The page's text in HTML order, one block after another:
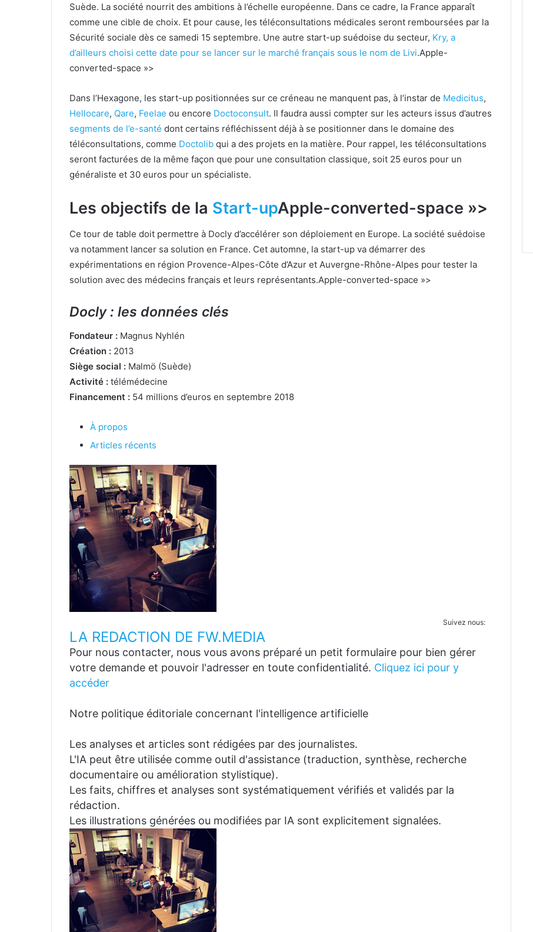
Suède. La société nourrit des ambitions à l’échelle européenne. Dans ce cadre, la France apparaît
comme une cible de choix. Et pour cause, les téléconsultations médicales seront remboursées par la
Sécurité sociale dès ce samedi 15 septembre. Une autre start-up suédoise du secteur, Kry, a
d’ailleurs choisi cette date pour se lancer sur le marché français sous le nom de Livi.Apple-
converted-space »>
Dans l’Hexagone, les start-up positionnées sur ce créneau ne manquent pas, à l’instar de Medicitus,
Hellocare, Qare, Feelae ou encore Doctoconsult. Il faudra aussi compter sur les acteurs issus d’autres
segments de l’e-santé dont certains réfléchissent déjà à se positionner dans le domaine des
téléconsultations, comme Doctolib qui a des projets en la matière. Pour rappel, les téléconsultations
seront facturées de la même façon que pour une consultation classique, soit 25 euros pour un
généraliste et 30 euros pour un spécialiste.
Les objectifs de la Start-upApple-converted-space »>
Ce tour de table doit permettre à Docly d’accélérer son déploiement en Europe. La société suédoise
va notamment lancer sa solution en France. Cet automne, la start-up va démarrer des
expérimentations en région Provence-Alpes-Côte d’Azur et Auvergne-Rhône-Alpes pour tester la
solution avec des médecins français et leurs représentants.Apple-converted-space »>
Docly : les données clés
Fondateur : Magnus Nyhlén
Création : 2013
Siège social : Malmö (Suède)
Activité : télémédecine
Financement : 54 millions d’euros en septembre 2018
À propos
Articles récents
Suivez nous:
LA REDACTION DE FW.MEDIA
Pour nous contacter, nous vous avons préparé un petit formulaire pour bien gérer
votre demande et pouvoir l'adresser en toute confidentialité. Cliquez ici pour y
accéder
Notre politique éditoriale concernant l'intelligence artificielle
Les analyses et articles sont rédigées par des journalistes.
L'IA peut être utilisée comme outil d'assistance (traduction, synthèse, recherche
documentaire ou amélioration stylistique).
Les faits, chiffres et analyses sont systématiquement vérifiés et validés par la
rédaction.
Les illustrations générées ou modifiées par IA sont explicitement signalées.